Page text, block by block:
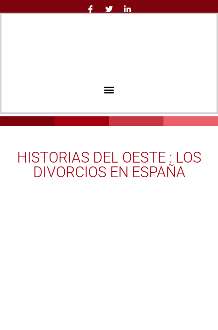
HISTORIAS DEL OESTE : LOS
DIVORCIOS EN ESPAÑA